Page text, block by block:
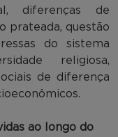
diferenças de
prateada, questão
do sistema
religiosa,
de diferença
ao longo do